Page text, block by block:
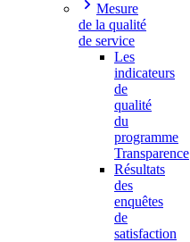
Mesure
de la qualité
de service
Les
indicateurs
de
qualité
du
programme
Transparence
Résultats
des
enquêtes
de
satisfaction